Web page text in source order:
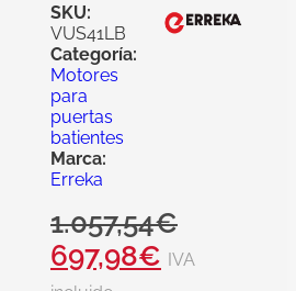
SKU:
VUS41LB
Categoría:
Motores
para
puertas
batientes
Marca:
Erreka
1.057,54€
697,98€ IVA